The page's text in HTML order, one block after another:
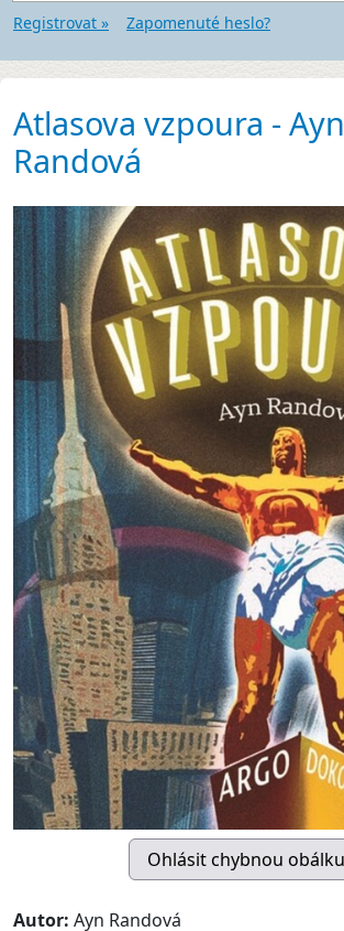
Registrovat » Zapomenuté heslo?
Atlasova vzpoura - Ayn
Randová
Autor: Ayn Randová